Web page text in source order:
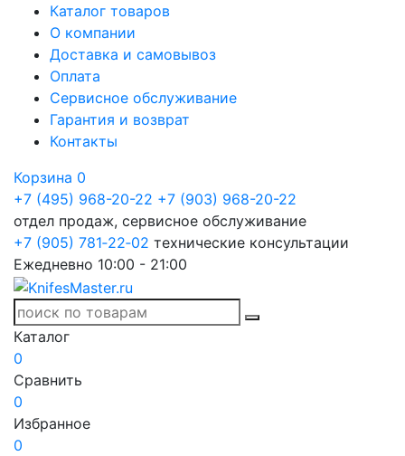
Каталог товаров
О компании
Доставка и самовывоз
Оплата
Сервисное обслуживание
Гарантия и возврат
Контакты
Корзина 0
+7 (495) 968-20-22 +7 (903) 968-20-22
отдел продаж, сервисное обслуживание
+7 (905) 781‑22‑02 технические консультации
Ежедневно 10:00 - 21:00
Каталог
0
Сравнить
0
Избранное
0